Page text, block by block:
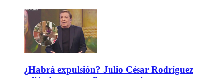
¿Habrá expulsión? Julio César Rodríguez